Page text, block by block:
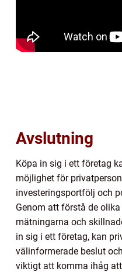
Avslutning
Köpa in sig i ett företag
möjlighet för
investeringsportfölj och
Genom att förstå de
mätningarna och
in sig i ett företag, kan
välinformerade beslut
viktigt att komma ihåg